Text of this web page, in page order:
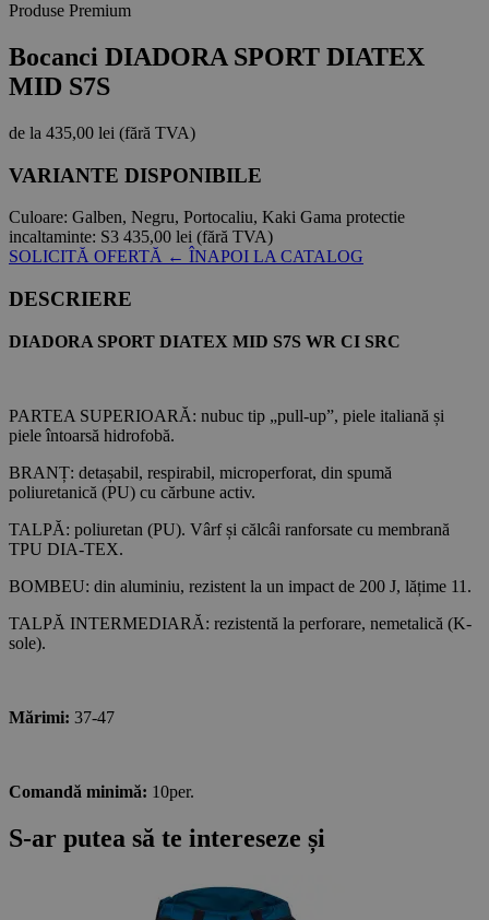
Produse Premium
Bocanci DIADORA SPORT DIATEX
MID S7S
de la 435,00 lei (fără TVA)
VARIANTE DISPONIBILE
Culoare: Galben, Negru, Portocaliu, Kaki Gama protectie
incaltaminte: S3 435,00 lei (fără TVA)
SOLICITĂ OFERTĂ ← ÎNAPOI LA CATALOG
DESCRIERE
DIADORA SPORT DIATEX MID S7S WR CI SRC
PARTEA SUPERIOARĂ: nubuc tip „pull-up”, piele italiană și
piele întoarsă hidrofobă.
BRANȚ: detașabil, respirabil, microperforat, din spumă
poliuretanică (PU) cu cărbune activ.
TALPĂ: poliuretan (PU). Vârf și călcâi ranforsate cu membrană
TPU DIA-TEX.
BOMBEU: din aluminiu, rezistent la un impact de 200 J, lățime 11.
TALPĂ INTERMEDIARĂ: rezistentă la perforare, nemetalică (K-
sole).
Mărimi: 37-47
Comandă minimă: 10per.
S-ar putea să te intereseze și